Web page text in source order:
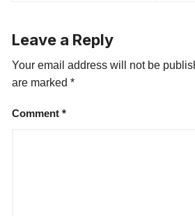
Leave a Reply
Your email address will not be
are marked*
Comment*